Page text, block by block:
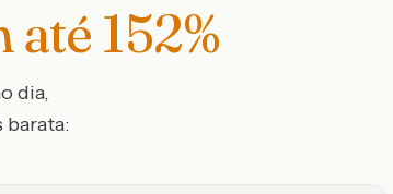
até 152%
dia,
barata: